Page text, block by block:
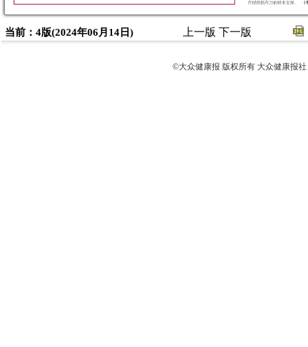
当前：4版(2024年06月14日) 上一版 下一版